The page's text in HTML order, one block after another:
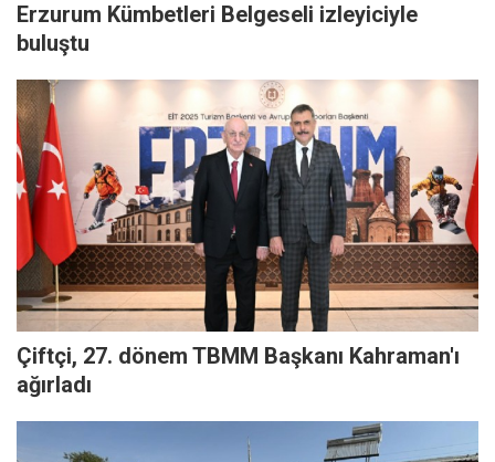
Erzurum Kümbetleri Belgeseli izleyiciyle
buluştu
Çiftçi, 27. dönem TBMM Başkanı Kahraman'ı
ağırladı